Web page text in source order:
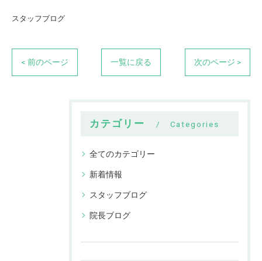
スタッフブログ
< 前のページ 一覧に戻る 次のページ >
カテゴリー Categories
全てのカテゴリー
新着情報
スタッフブログ
院長ブログ